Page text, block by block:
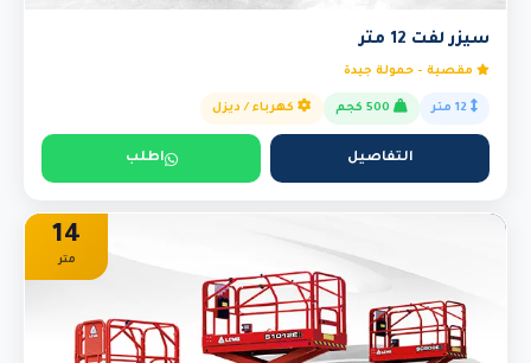
سيزر لفت 12 متر
مقصية - حمولة جيدة
كهرباء / ديزل
التفاصيل اطلب
14
متر